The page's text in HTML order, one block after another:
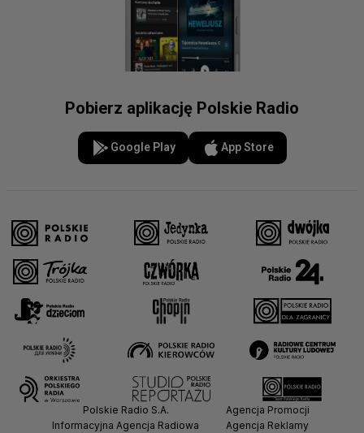
Pobierz aplikację Polskie Radio
Google Play App Store
Polskie Radio S.A.
Informacyjna Agencja Radiowa
Agencja Promocji
Agencja Reklamy